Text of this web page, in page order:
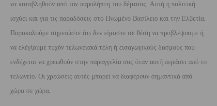
να καταβληθούν από τον παραλήπτη του δέματος. Αυτή η πολιτική
ισχύει και για τις παραδόσεις στο Ηνωμένο Βασίλειο και την Ελβετία.
Παρακαλούμε σημειώστε ότι δεν είμαστε σε θέση να προβλέψουμε ή
να ελέγξουμε τυχόν τελωνειακά τέλη ή εισαγωγικούς δασμούς που
ενδέχεται να χρεωθούν στην παραγγελία σας όταν αυτή περάσει από το
τελωνείο. Οι χρεώσεις αυτές μπορεί να διαφέρουν σημαντικά από
χώρα σε χώρα.